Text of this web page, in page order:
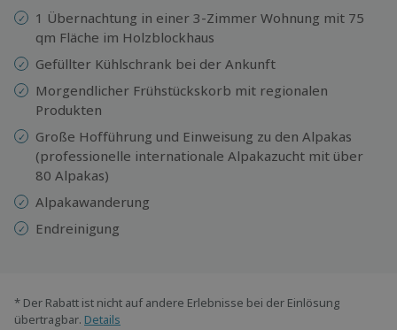
1 Übernachtung in einer 3-Zimmer Wohnung mit 75
qm Fläche im Holzblockhaus
Gefüllter Kühlschrank bei der Ankunft
Morgendlicher Frühstückskorb mit regionalen
Produkten
Große Hofführung und Einweisung zu den Alpakas
(professionelle internationale Alpakazucht mit über
80 Alpakas)
Alpakawanderung
Endreinigung
* Der Rabatt ist nicht auf andere Erlebnisse bei der Einlösung
übertragbar. Details